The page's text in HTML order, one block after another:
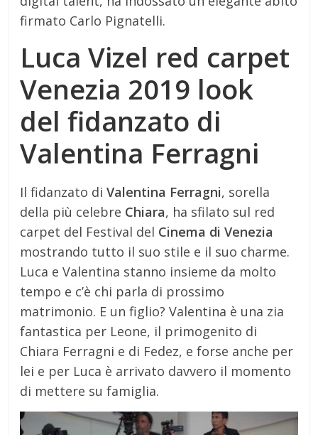
firmato Carlo Pignatelli.
Luca Vizel red carpet
Venezia 2019 look
del fidanzato di
Valentina Ferragni
Il fidanzato diValentina Ferragni, sorella
della più celebre Chiara, ha sfilato sul red
carpet del Festival del Cinema di Venezia
mostrando tutto il suo stile e il suo charme.
Luca e Valentina stanno insieme da molto
tempo e c’è chi parla di prossimo
matrimonio. E un figlio? Valentina è una zia
fantastica per Leone, il primogenito di
Chiara Ferragni e di Fedez, e forse anche per
lei e per Luca è arrivato davvero il momento
di mettere su famiglia.